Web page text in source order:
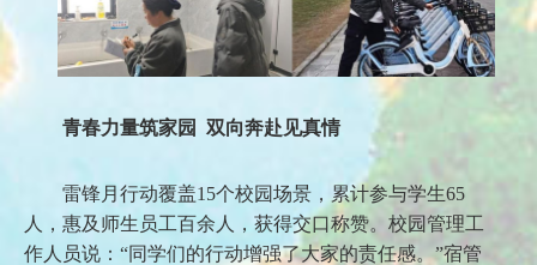
青春力量筑家园 双向奔赴见真情
雷锋月行动覆盖15个校园场景，累计参与学生65
人，惠及师生员工百余人，获得交口称赞。校园管理工
作人员说：“同学们的行动增强了大家的责任感。”宿管